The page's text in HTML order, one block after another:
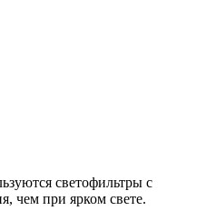
светофильтры с
чем при ярком свете.